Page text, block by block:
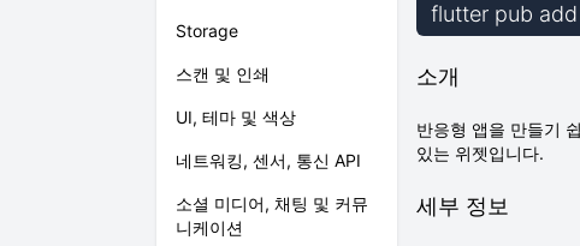
Storage
스캔 및 인쇄
UI, 테마 및 색상
네트워킹, 센서, 통신 API
소셜 미디어, 채팅 및 커뮤
니케이션
flutter pub
소개
반응형 앱을 만들기
있는 위젯입니다.
세부 정보